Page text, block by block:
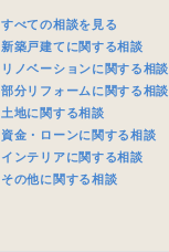
すべての相談を見る
新築戸建てに関する相談
リノベーションに関する相談
部分リフォームに関する相談
土地に関する相談
資金・ローンに関する相談
インテリアに関する相談
その他に関する相談